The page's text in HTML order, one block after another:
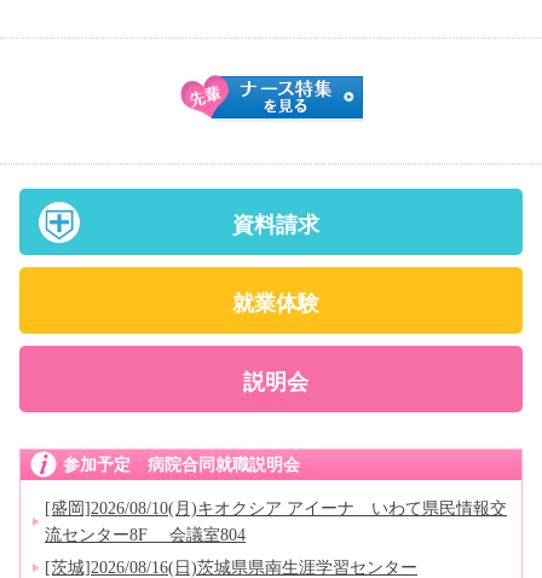
資料請求
就業体験
説明会
参加予定 病院合同就職説明会
[盛岡]2026/08/10(月)キオクシア アイーナ いわて県民情報交
流センター8F 会議室804
[茨城]2026/08/16(日)茨城県県南生涯学習センター